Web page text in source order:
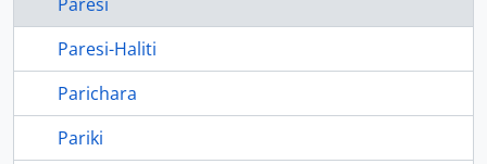
Paresi-Haliti
Parichara
Pariki